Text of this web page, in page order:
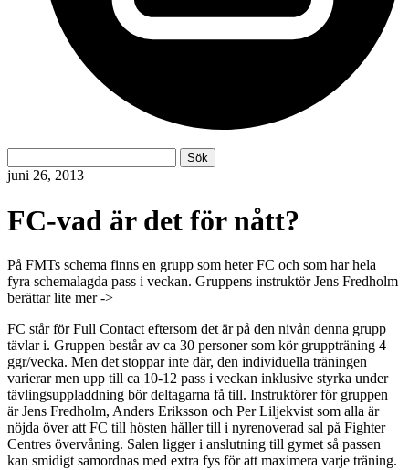
efter:
Sök
juni 26, 2013
FC-vad är det för nått?
På FMTs schema finns en grupp som heter FC och som har hela
fyra schemalagda pass i veckan. Gruppens instruktör Jens Fredholm
berättar lite mer ->
FC står för Full Contact eftersom det är på den nivån denna grupp
tävlar i. Gruppen består av ca 30 personer som kör gruppträning 4
ggr/vecka. Men det stoppar inte där, den individuella träningen
varierar men upp till ca 10-12 pass i veckan inklusive styrka under
tävlingsuppladdning bör deltagarna få till. Instruktörer för gruppen
är Jens Fredholm, Anders Eriksson och Per Liljekvist som alla är
nöjda över att FC till hösten håller till i nyrenoverad sal på Fighter
Centres övervåning. Salen ligger i anslutning till gymet så passen
kan smidigt samordnas med extra fys för att maximera varje träning.